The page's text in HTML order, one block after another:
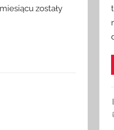
zostały